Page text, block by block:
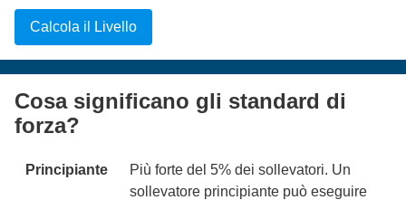
Calcola il Livello
Cosa significano gli standard di
forza?
Principiante
Più forte del 5% dei sollevatori. Un
sollevatore principiante può eseguire